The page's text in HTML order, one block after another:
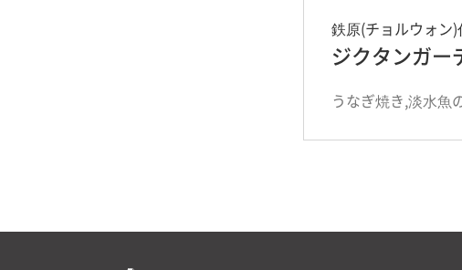
鉄原(チョルウォン
ジクタンガー
うなぎ焼き,淡水魚